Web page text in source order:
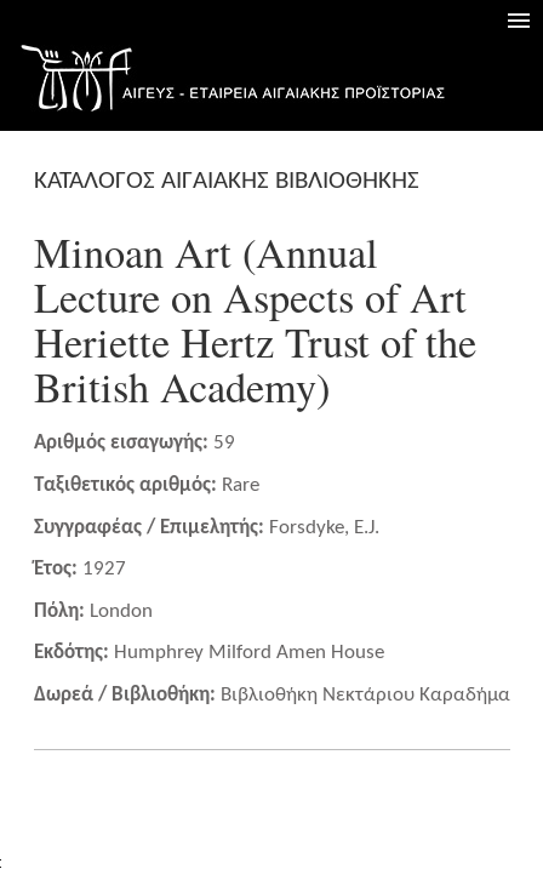
ΚΑΤΑΛΟΓΟΣ ΑΙΓΑΙΑΚΗΣ ΒΙΒΛΙΟΘΗΚΗΣ
Minoan Art (Annual
Lecture on Aspects of Art
Heriette Hertz Trust of the
British Academy)
Αριθμός εισαγωγής: 59
Ταξιθετικός αριθμός: Rare
Συγγραφέας / Επιμελητής: Forsdyke, E.J.
Έτος: 1927
Πόλη: London
Εκδότης: Humphrey Milford Amen House
Δωρεά / Βιβλιοθήκη: Βιβλιοθήκη Νεκτάριου Καραδήμα